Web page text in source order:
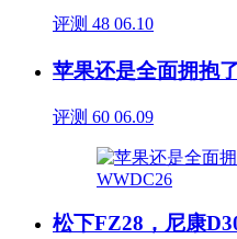
评测 48 06.10
苹果还是全面拥抱
评测 60 06.09
松下FZ28，尼康